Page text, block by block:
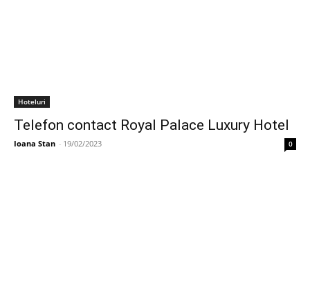
Hoteluri
Telefon contact Royal Palace Luxury Hotel
Ioana Stan - 19/02/2023 0